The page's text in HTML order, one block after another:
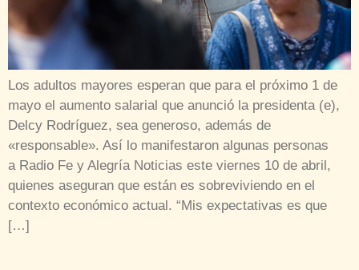
Los adultos mayores esperan que para el próximo 1 de
mayo el aumento salarial que anunció la presidenta (e),
Delcy Rodríguez, sea generoso, además de
«responsable». Así lo manifestaron algunas personas
a Radio Fe y Alegría Noticias este viernes 10 de abril,
quienes aseguran que están es sobreviviendo en el
contexto económico actual. “Mis expectativas es que
[…]